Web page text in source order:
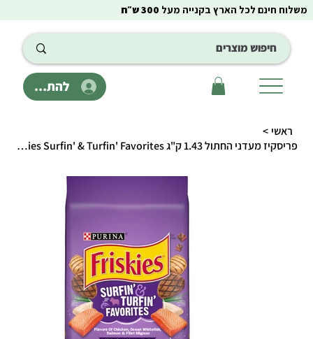
להתחבר
משלוח חינם לכל הארץ בקנייה מעל 300 ש״ח
ראשי >
פריסקיז מעדני החתול 1.43 ק"ג Friskies Surfin' & Turfin' Favorites